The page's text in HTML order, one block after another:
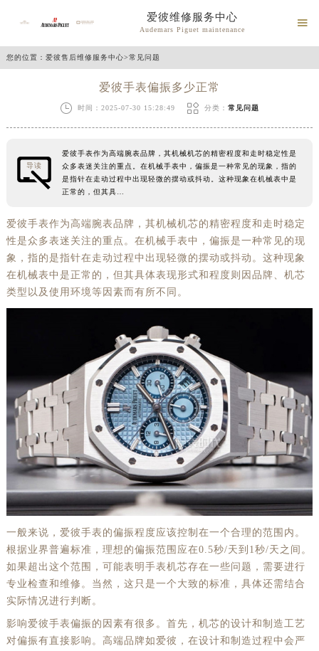
爱彼维修服务中心
Audemars Piguet maintenance

您的位置： 爱彼售后维修服务中心>常见问题
爱彼手表偏振多少正常
 时间：2025-07-30 15:28:49  分类： 常见问题
导读
爱彼手表作为高端腕表品牌，其机械机芯的精密程度和走时稳定性是
众多表迷关注的重点。在机械手表中，偏振是一种常见的现象，指的
是指针在走动过程中出现轻微的摆动或抖动。这种现象在机械表中是
正常的，但其具…
爱彼手表作为高端腕表品牌，其机械机芯的精密程度和走时稳定
性是众多表迷关注的重点。在机械手表中，偏振是一种常见的现
象，指的是指针在走动过程中出现轻微的摆动或抖动。这种现象
在机械表中是正常的，但其具体表现形式和程度则因品牌、机芯
类型以及使用环境等因素而有所不同。
一般来说，爱彼手表的偏振程度应该控制在一个合理的范围内。
根据业界普遍标准，理想的偏振范围应在0.5秒/天到1秒/天之间。
如果超出这个范围，可能表明手表机芯存在一些问题，需要进行
专业检查和维修。当然，这只是一个大致的标准，具体还需结合
实际情况进行判断。
影响爱彼手表偏振的因素有很多。首先，机芯的设计和制造工艺
对偏振有直接影响。高端品牌如爱彼，在设计和制造过程中会严